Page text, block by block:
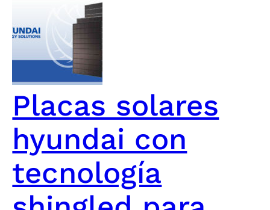
Placas solares
hyundai con
tecnología